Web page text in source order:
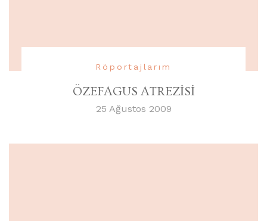
Röportajlarım
ÖZEFAGUS ATREZİSİ
25 Ağustos 2009